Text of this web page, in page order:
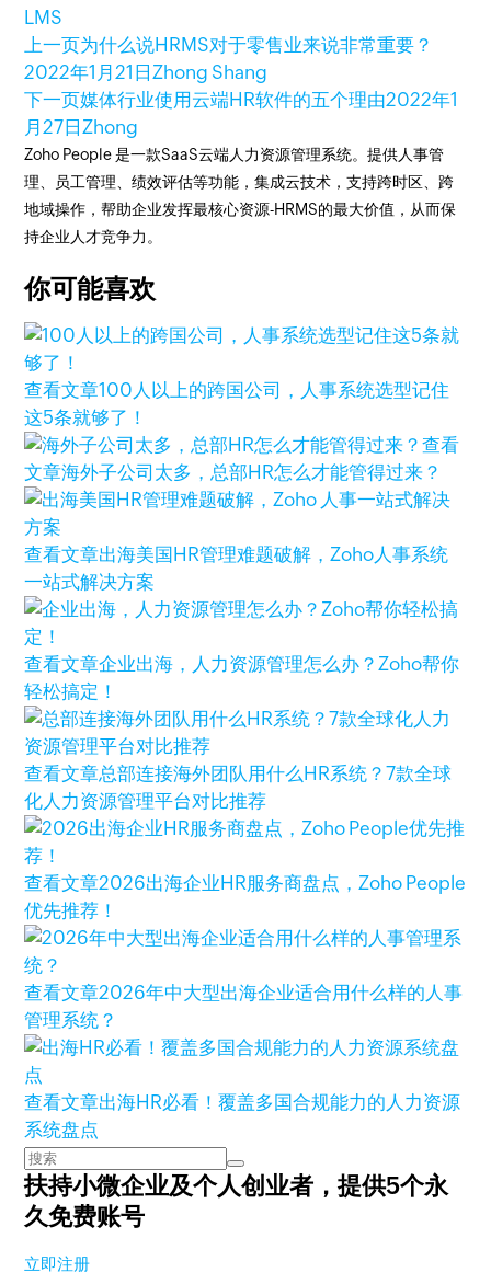
LMS
上一页为什么说HRMS对于零售业来说非常重要？
2022年1月21日Zhong Shang
下一页媒体行业使用云端HR软件的五个理由2022年1
月27日Zhong
Zoho People 是一款SaaS云端人力资源管理系统。提供人事管
理、员工管理、绩效评估等功能，集成云技术，支持跨时区、跨
地域操作，帮助企业发挥最核心资源-HRMS的最大价值，从而保
持企业人才竞争力。
你可能喜欢
查看文章100人以上的跨国公司，人事系统选型记住
这5条就够了！
查看
文章海外子公司太多，总部HR怎么才能管得过来？
查看文章出海美国HR管理难题破解，Zoho人事系统
一站式解决方案
查看文章企业出海，人力资源管理怎么办？Zoho帮你
轻松搞定！
查看文章总部连接海外团队用什么HR系统？7款全球
化人力资源管理平台对比推荐
查看文章2026出海企业HR服务商盘点，Zoho People
优先推荐！
查看文章2026年中大型出海企业适合用什么样的人事
管理系统？
查看文章出海HR必看！覆盖多国合规能力的人力资源
系统盘点
扶持小微企业及个人创业者，提供5个永
久免费账号
立即注册